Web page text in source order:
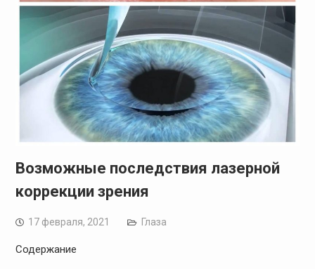
Возможные последствия лазерной
коррекции зрения
17 февраля, 2021 Глаза
Содержание